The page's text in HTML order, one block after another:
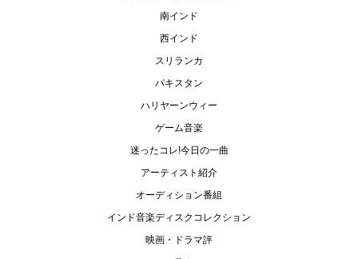
南インド
西インド
スリランカ
パキスタン
ハリヤーンウィー
ゲーム音楽
迷ったコレ!今日の一曲
アーティスト紹介
オーディション番組
インド音楽ディスクコレクション
映画・ドラマ評